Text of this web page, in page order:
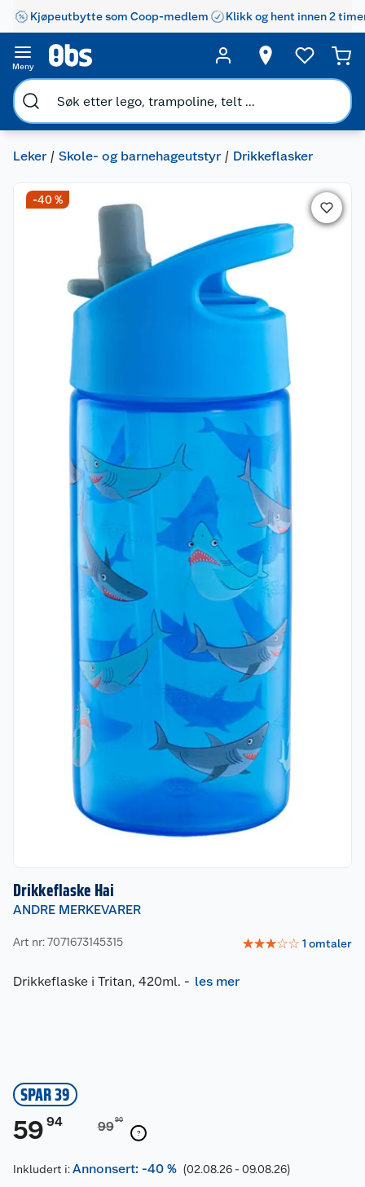
Kjøpeutbytte som Coop-medlem Klikk og hent innen 2
Meny
Leker Skole- og barnehageutstyr Drikkeflasker
-40 %
Drikkeflaske Hai
ANDRE MERKEVARER
Art nr: 7071673145315 ☆☆☆☆☆ 1 omtaler
Drikkeflaske i Tritan, 420ml. - les mer
SPAR 39
59 94 9990
Inkludert i:Annonsert: -40 % (02.08.26 - 09.08.26)